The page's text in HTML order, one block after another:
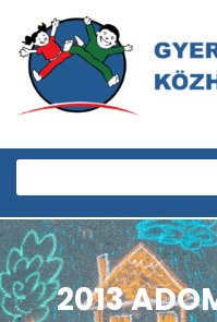
2013